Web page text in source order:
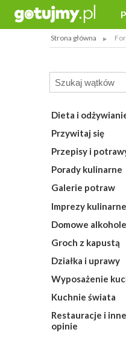
Strona główna
Dieta i
Przywitaj się
Przepisy i
Porady kulinarne
Galerie potraw
Imprezy
Domowe alkohole
Groch z kapustą
Działka i uprawy
Wyposażenie
Kuchnie świata
Restauracje i
opinie